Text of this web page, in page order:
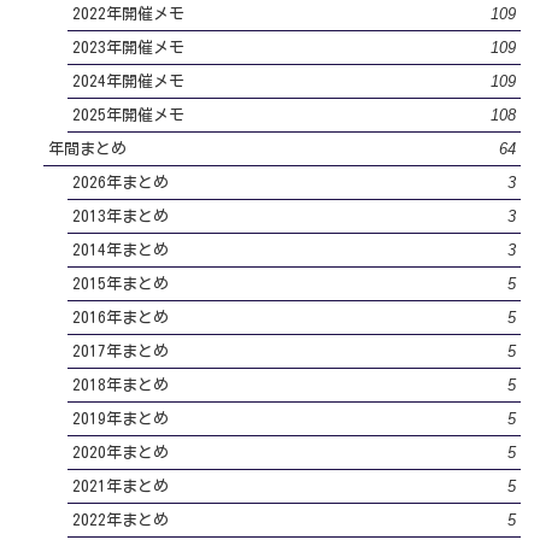
2022年開催メモ 109
2023年開催メモ 109
2024年開催メモ 109
2025年開催メモ 108
年間まとめ 64
2026年まとめ 3
2013年まとめ 3
2014年まとめ 3
2015年まとめ 5
2016年まとめ 5
2017年まとめ 5
2018年まとめ 5
2019年まとめ 5
2020年まとめ 5
2021年まとめ 5
2022年まとめ 5